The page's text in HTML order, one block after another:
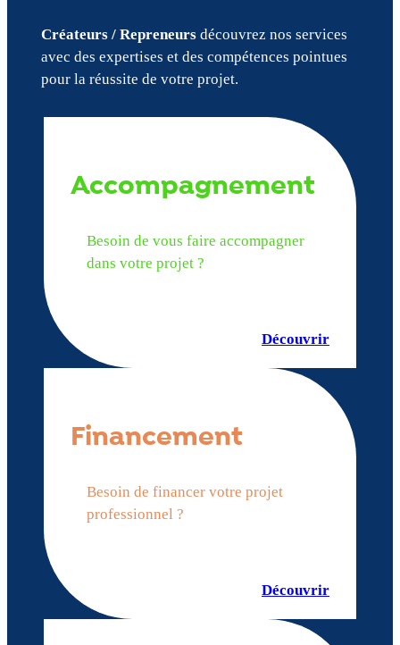
Créateurs / Repreneursdécouvrez nos services
avec des expertises et des compétences pointues
pour la réussite de votre projet.
Accompagnement
Besoin de vous faire accompagner
dans votre projet ?
Découvrir
Financement
Besoin de financer votre projet
professionnel ?
Découvrir